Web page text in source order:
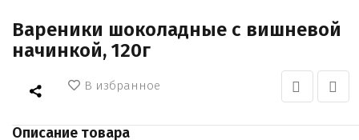
Вареники шоколадные с вишневой
начинкой, 120г
В избранное
Описание товара